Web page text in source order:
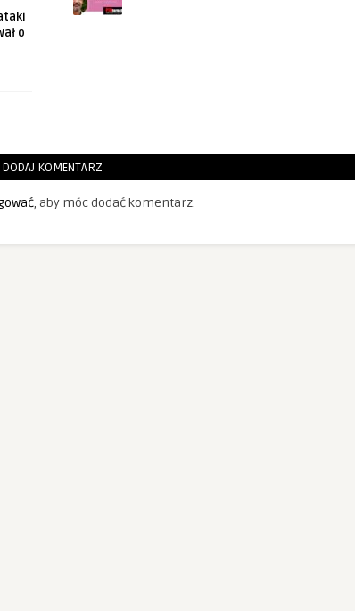
o
DODAJ KOMENTARZ
, aby móc dodać komentarz.